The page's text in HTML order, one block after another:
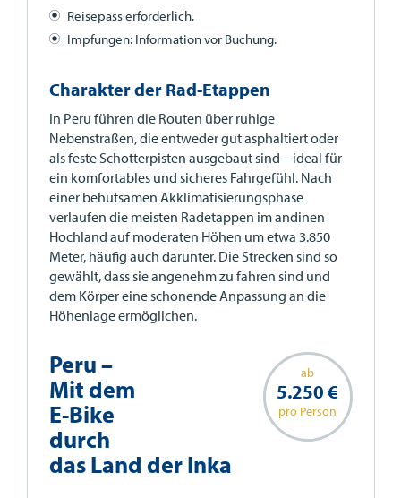
Reisepass erforderlich.
Impfungen: Information vor Buchung.
Charakter der Rad-Etappen
In Peru führen die Routen über ruhige
Nebenstraßen, die entweder gut asphaltiert oder
als feste Schotterpisten ausgebaut sind – ideal für
ein komfortables und sicheres Fahrgefühl. Nach
einer behutsamen Akklimatisierungsphase
verlaufen die meisten Radetappen im andinen
Hochland auf moderaten Höhen um etwa 3.850
Meter, häufig auch darunter. Die Strecken sind so
gewählt, dass sie angenehm zu fahren sind und
dem Körper eine schonende Anpassung an die
Höhenlage ermöglichen.
ab
5.250 €
pro Person
Peru –
Mit dem
E-Bike
durch
das Land der Inka